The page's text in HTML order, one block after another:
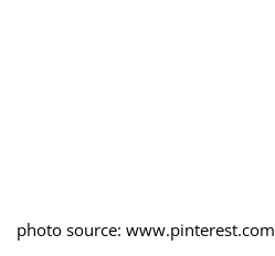
photo source: www.pinterest.com